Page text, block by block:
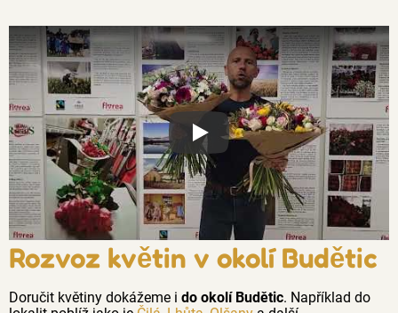
Proč jsou květiny z Florea tak
Rozvoz květin v okolí Budětic
Doručit květiny dokážeme i do okolí Budětic. Například do